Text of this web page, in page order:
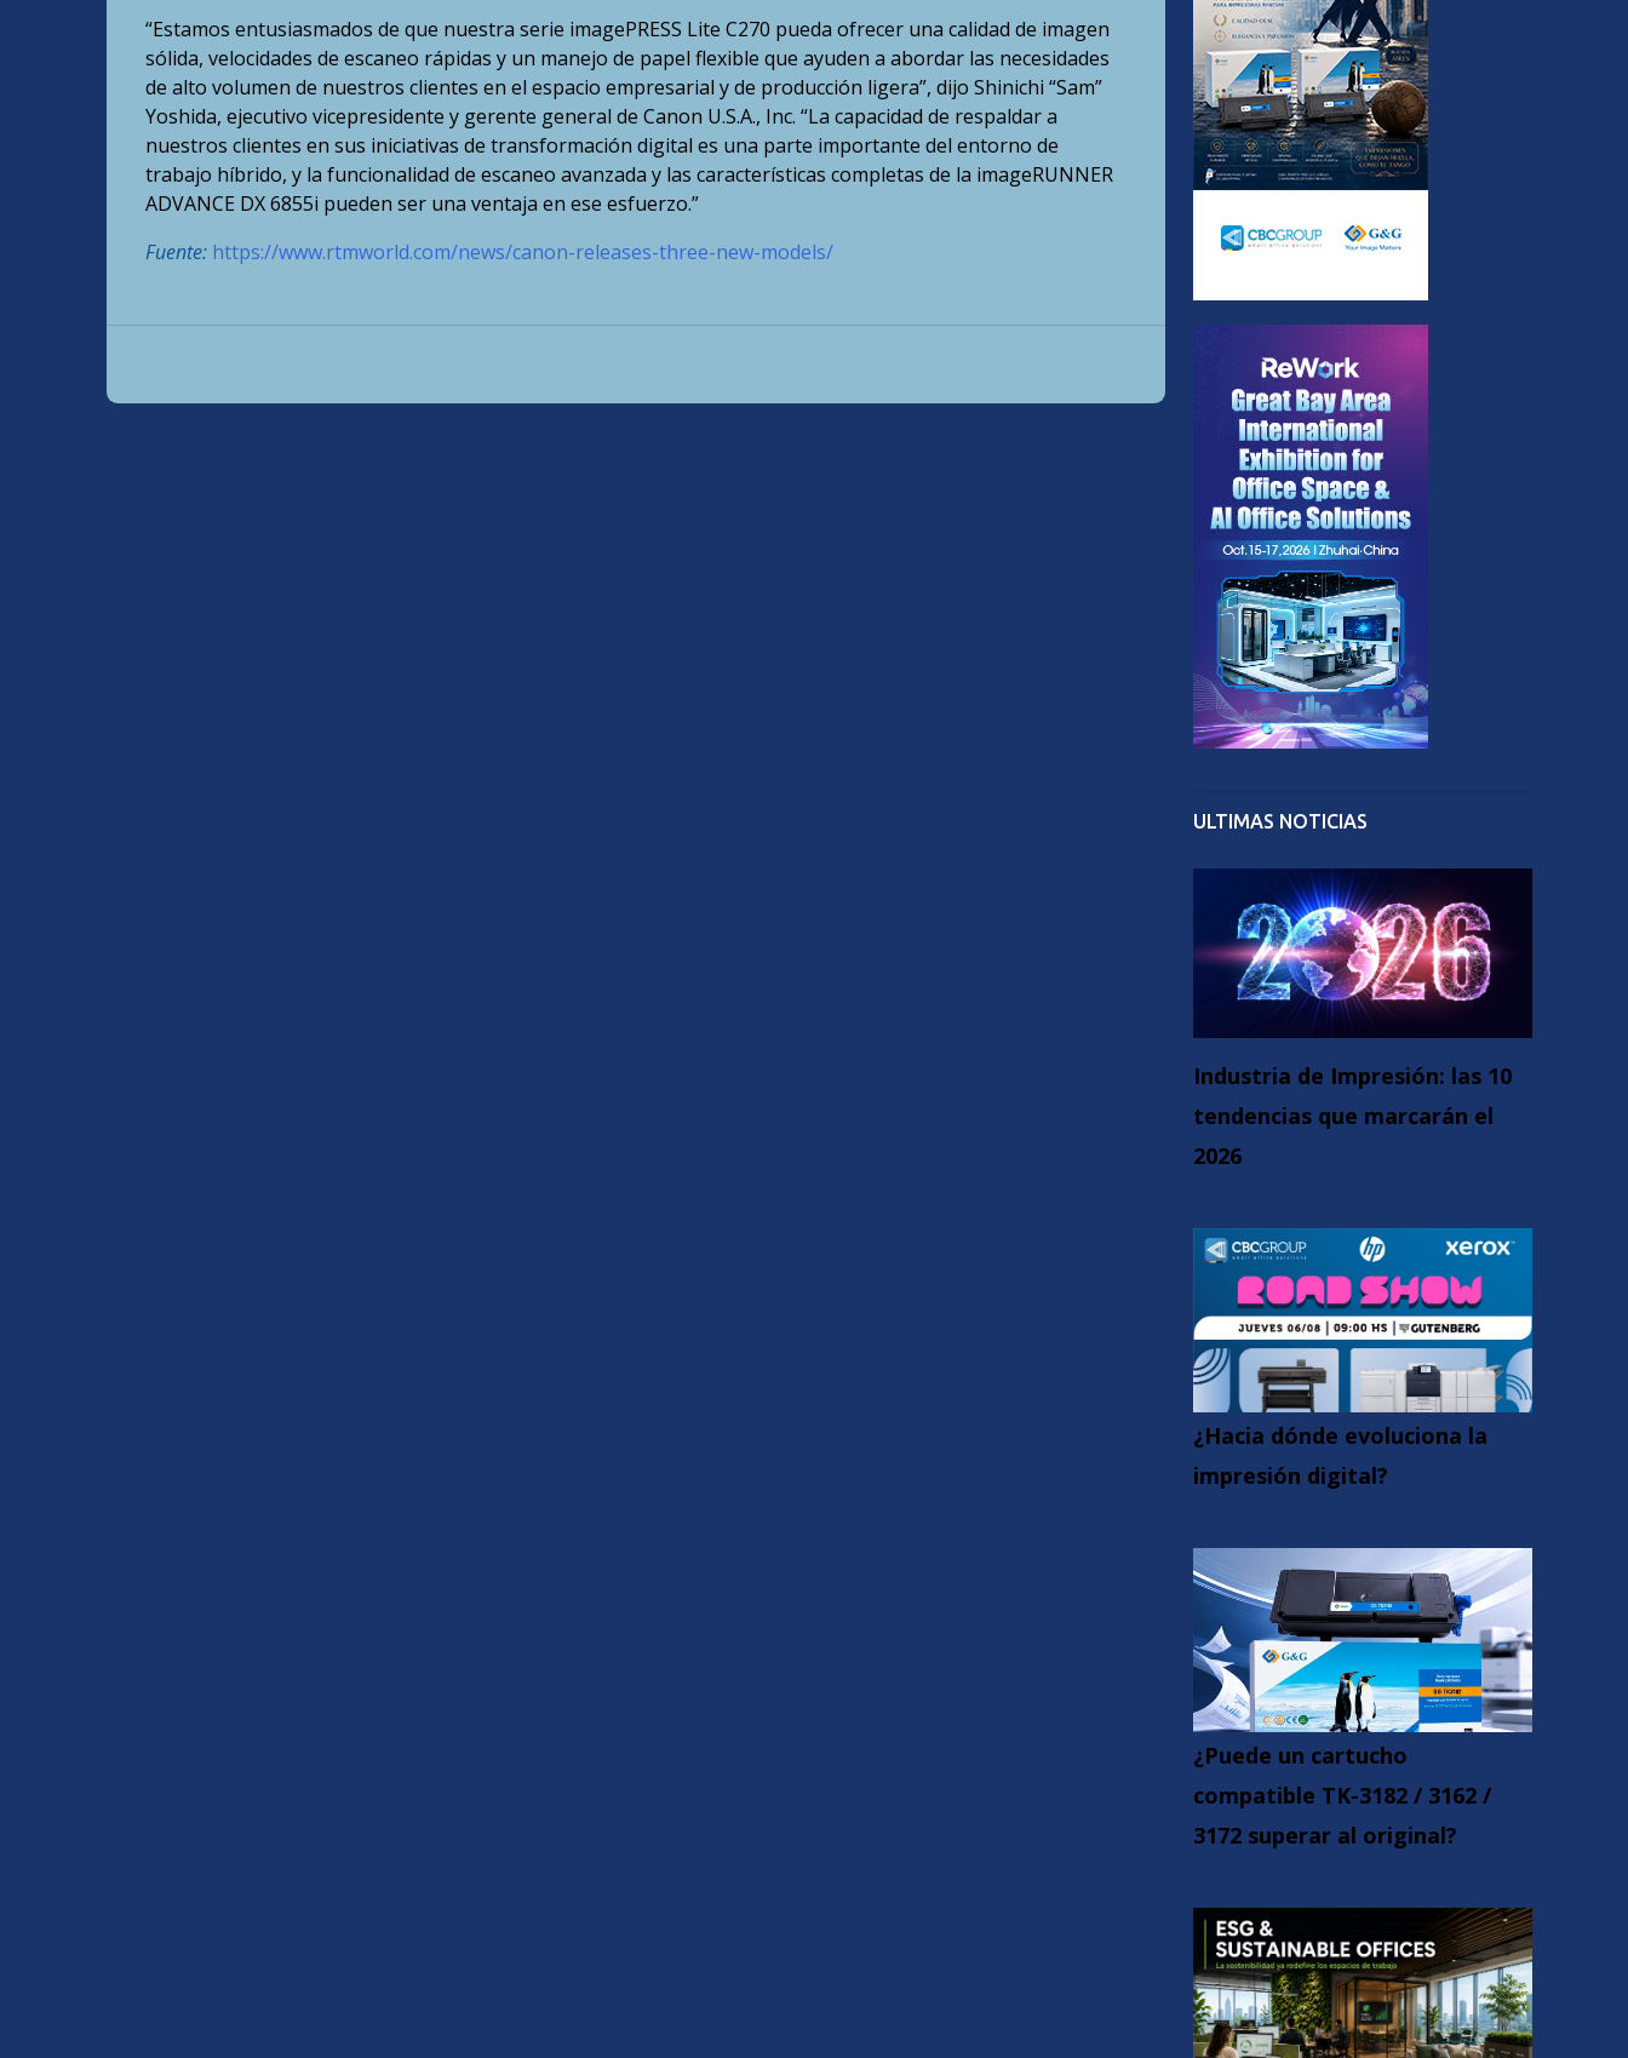
“Estamos entusiasmados de que nuestra serie imagePRESS Lite C270 pueda ofrecer una calidad de imagen
sólida, velocidades de escaneo rápidas y un manejo de papel flexible que ayuden a abordar las necesidades
de alto volumen de nuestros clientes en el espacio empresarial y de producción ligera”, dijo Shinichi “Sam”
Yoshida, ejecutivo vicepresidente y gerente general de Canon U.S.A., Inc. “La capacidad de respaldar a
nuestros clientes en sus iniciativas de transformación digital es una parte importante del entorno de
trabajo híbrido, y la funcionalidad de escaneo avanzada y las características completas de la imageRUNNER
ADVANCE DX 6855i pueden ser una ventaja en ese esfuerzo.”
Fuente: https://www.rtmworld.com/news/canon-releases-three-new-models/
ULTIMAS NOTICIAS
Industria de Impresión: las 10
tendencias que marcarán el
2026
¿Hacia dónde evoluciona la
impresión digital?
¿Puede un cartucho
compatible TK-3182 / 3162 /
3172 superar al original?